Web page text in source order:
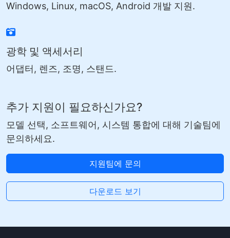
Windows, Linux, macOS, Android 개발 지원.
광학 및 액세서리
어댑터, 렌즈, 조명, 스탠드.
추가 지원이 필요하신가요?
모델 선택, 소프트웨어, 시스템 통합에 대해 기술팀에
문의하세요.
지원팀에 문의
다운로드 보기